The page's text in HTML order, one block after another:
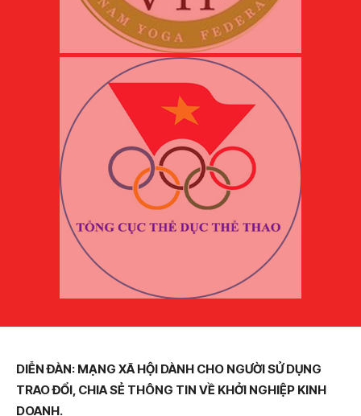
DIỄN ĐÀN: MẠNG XÃ HỘI DÀNH CHO NGƯỜI SỬ DỤNG
TRAO ĐỔI, CHIA SẺ THÔNG TIN VỀ KHỞI NGHIỆP KINH
DOANH.